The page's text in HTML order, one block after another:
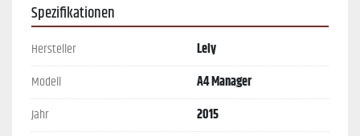
Spezifikationen
Hersteller
Lely
Modell
A4 Manager
Jahr
2015